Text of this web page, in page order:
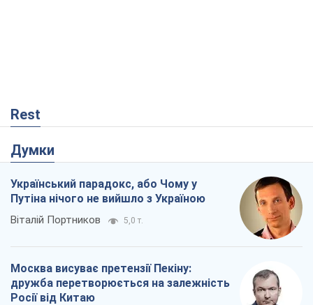
Rest
Думки
Український парадокс, або Чому у
Путіна нічого не вийшло з Україною
Віталій Портников 5,0 т.
Москва висуває претензії Пекіну:
дружба перетворюється на залежність
Росії від Китаю